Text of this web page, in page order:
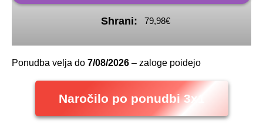
Shrani: 79,98€
Ponudba velja do 7/08/2026 – zaloge poidejo
Naročilo po ponudbi 3x1